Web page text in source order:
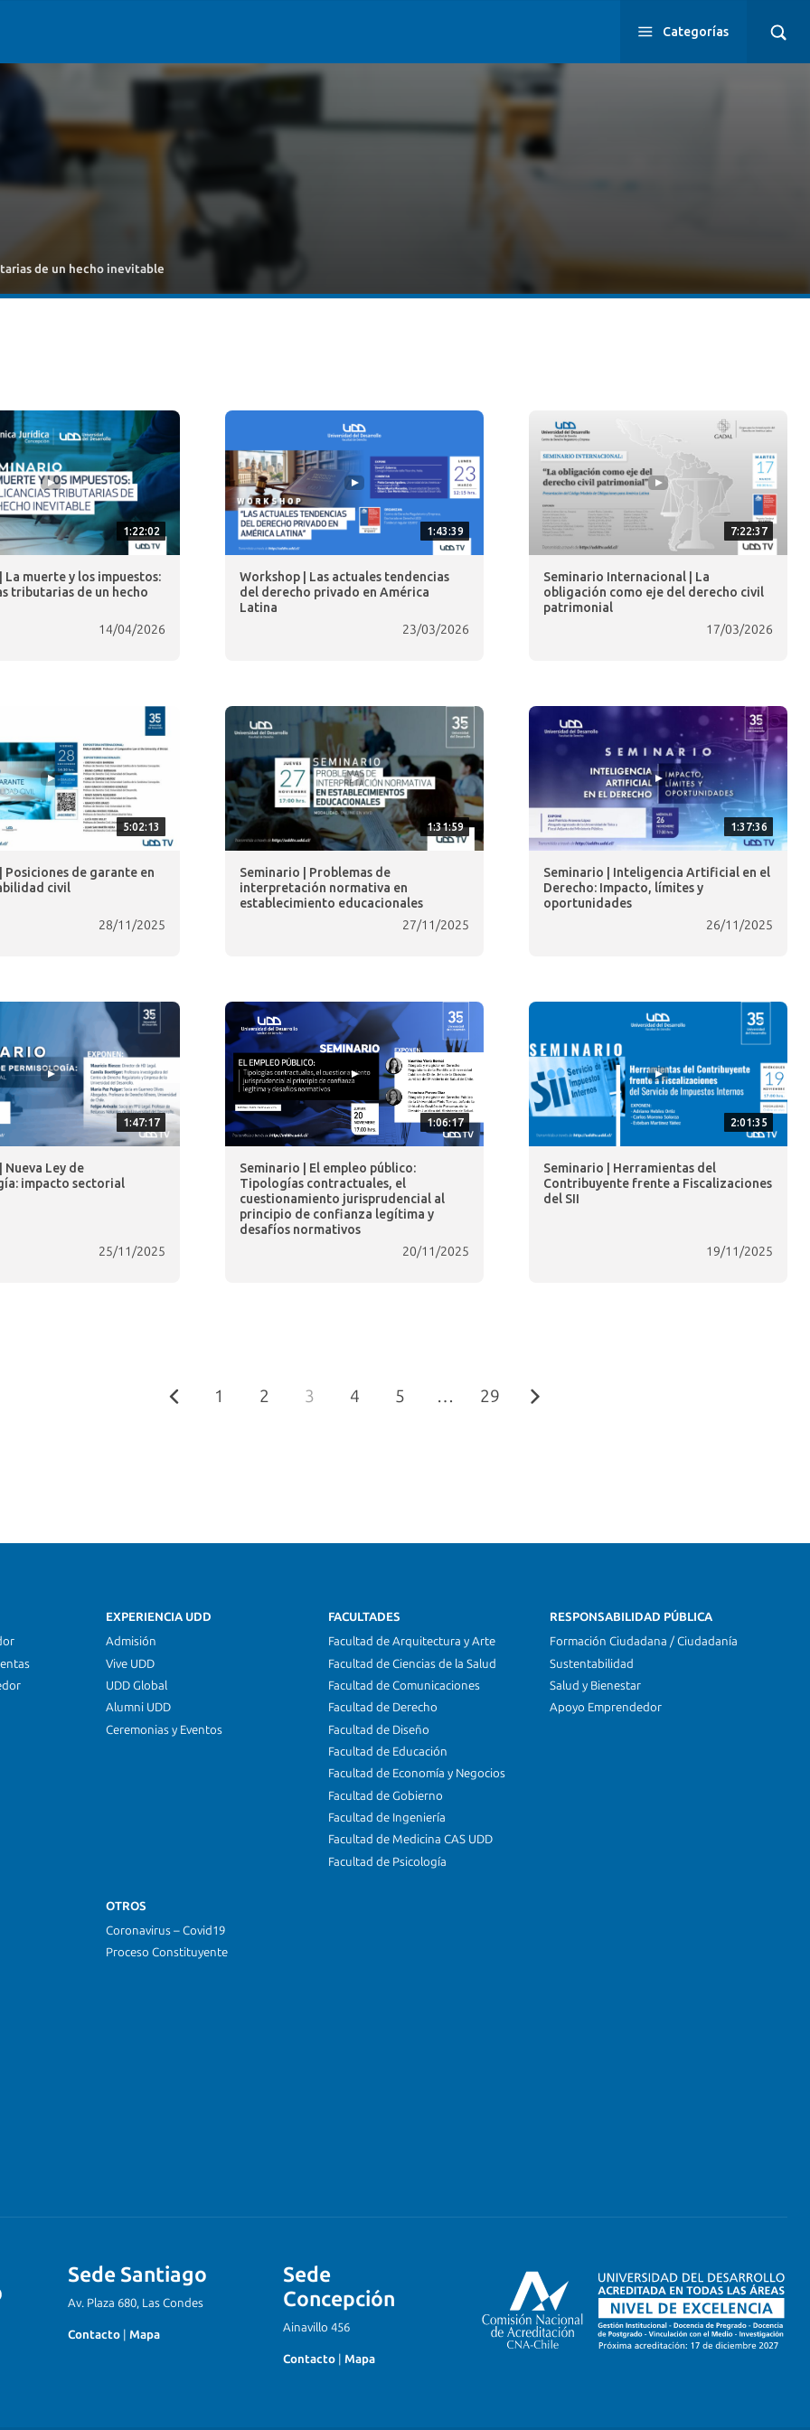
Categorías
de un hecho inevitable
1:22:02
La muerte y los impuestos:
tributarias de un hecho
14/04/2026
1:43:39
Workshop | Las actuales tendencias
del derecho privado en América
Latina
23/03/2026
7:22:37
Seminario Internacional | La
obligación como eje del derecho civil
patrimonial
17/03/2026
5:02:13
Posiciones de garante en
civil
28/11/2025
1:31:59
Seminario | Problemas de
interpretación normativa en
establecimiento educacionales
27/11/2025
1:37:36
Seminario | Inteligencia Artificial en el
Derecho: Impacto, límites y
oportunidades
26/11/2025
1:47:17
Nueva Ley de
impacto sectorial
25/11/2025
1:06:17
Seminario | El empleo público:
Tipologías contractuales, el
cuestionamiento jurisprudencial al
principio de confianza legítima y
desafíos normativos
20/11/2025
2:01:35
Seminario | Herramientas del
Contribuyente frente a Fiscalizaciones
del SII
19/11/2025
1 2 3 4 5 … 29
EXPERIENCIA UDD
Admisión
Vive UDD
UDD Global
Alumni UDD
Ceremonias y Eventos
FACULTADES
Facultad de Arquitectura y Arte
Facultad de Ciencias de la Salud
Facultad de Comunicaciones
Facultad de Derecho
Facultad de Diseño
Facultad de Educación
Facultad de Economía y Negocios
Facultad de Gobierno
Facultad de Ingeniería
Facultad de Medicina CAS UDD
Facultad de Psicología
RESPONSABILIDAD PÚBLICA
Formación Ciudadana / Ciudadanía
Sustentabilidad
Salud y Bienestar
Apoyo Emprendedor
OTROS
Coronavirus – Covid19
Proceso Constituyente
Sede Santiago
Av. Plaza 680, Las Condes
Contacto Mapa
Sede
Concepción
Ainavillo 456
Contacto Mapa